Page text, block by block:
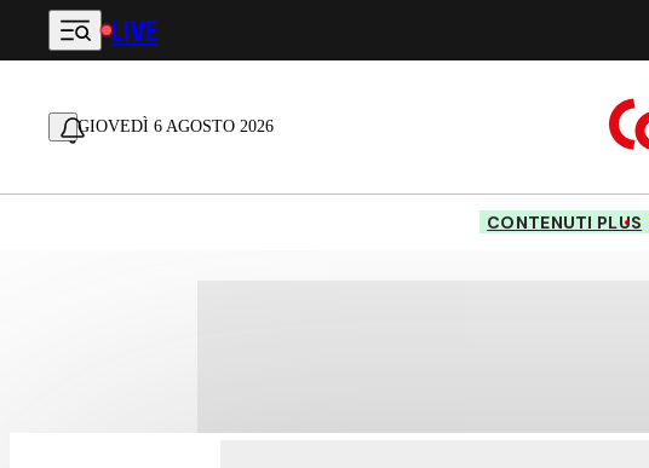
Vai al contenuto principale
LIVE
GIOVEDÌ 6 AGOSTO 2026
CONTENUTI PLUS